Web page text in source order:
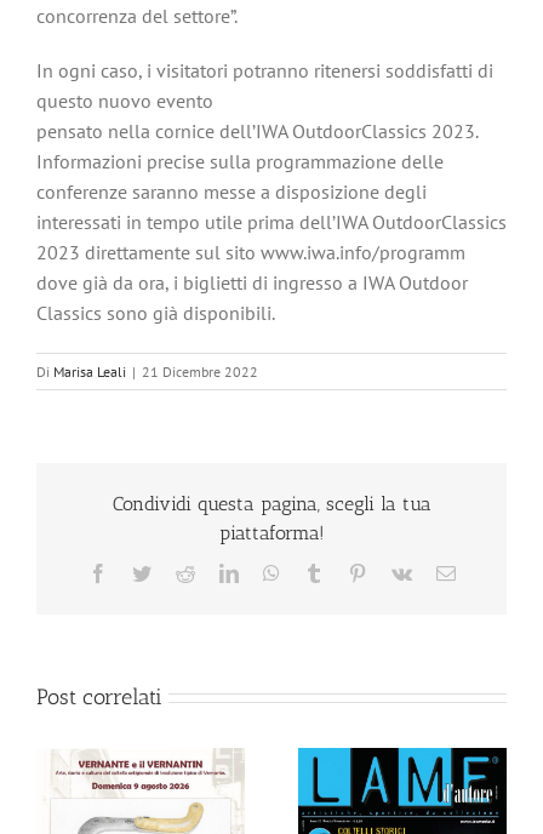
concorrenza del settore”.
In ogni caso, i visitatori potranno ritenersi soddisfatti di
questo nuovo evento
pensato nella cornice dell’IWA OutdoorClassics 2023.
Informazioni precise sulla programmazione delle
conferenze saranno messe a disposizione degli
interessati in tempo utile prima dell’IWA OutdoorClassics
2023 direttamente sul sito www.iwa.info/programm
dove già da ora, i biglietti di ingresso a IWA Outdoor
Classics sono già disponibili.
Di Marisa Leali | 21 Dicembre 2022
Condividi questa pagina, scegli la tua
piattaforma!
Facebook
TwitterRedditLinkedInWhatsApp
Tumblr Pinterest
Vk Email
Post correlati